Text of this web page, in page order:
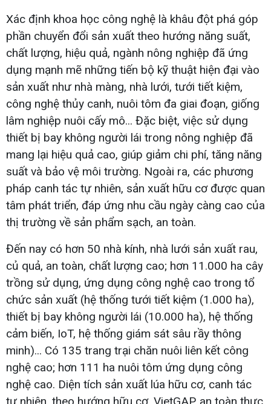
Xác định khoa học công nghệ là khâu đột phá góp
phần chuyển đổi sản xuất theo hướng năng suất,
chất lượng, hiệu quả, ngành nông nghiệp đã ứng
dụng mạnh mẽ những tiến bộ kỹ thuật hiện đại vào
sản xuất như nhà màng, nhà lưới, tưới tiết kiệm,
công nghệ thủy canh, nuôi tôm đa giai đoạn, giống
lâm nghiệp nuôi cấy mô... Đặc biệt, việc sử dụng
thiết bị bay không người lái trong nông nghiệp đã
mang lại hiệu quả cao, giúp giảm chi phí, tăng năng
suất và bảo vệ môi trường. Ngoài ra, các phương
pháp canh tác tự nhiên, sản xuất hữu cơ được quan
tâm phát triển, đáp ứng nhu cầu ngày càng cao của
thị trường về sản phẩm sạch, an toàn.
Đến nay có hơn 50 nhà kính, nhà lưới sản xuất rau,
củ quả, an toàn, chất lượng cao; hơn 11.000 ha cây
trồng sử dụng, ứng dụng công nghệ cao trong tổ
chức sản xuất (hệ thống tưới tiết kiệm (1.000 ha),
thiết bị bay không người lái (10.000 ha), hệ thống
cảm biến, IoT, hệ thống giám sát sâu rầy thông
minh)... Có 135 trang trại chăn nuôi liên kết công
nghệ cao; hơn 111 ha nuôi tôm ứng dụng công
nghệ cao. Diện tích sản xuất lúa hữu cơ, canh tác
tự nhiên, theo hướng hữu cơ, VietGAP, an toàn thực